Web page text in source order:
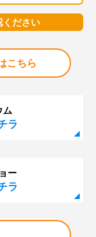
ください
こちら
ム
ラ
ー
ラ